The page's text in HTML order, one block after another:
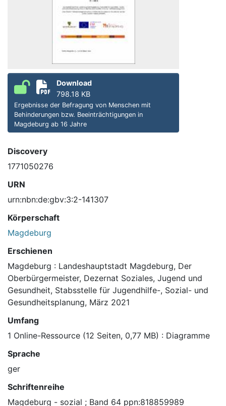
Download
798.18 KB
Ergebnisse der Befragung von Menschen mit
Behinderungen bzw. Beeinträchtigungen in
Magdeburg ab 16 Jahre
Discovery
1771050276
URN
urn:nbn:de:gbv:3:2-141307
Körperschaft
Magdeburg
Erschienen
Magdeburg : Landeshauptstadt Magdeburg, Der
Oberbürgermeister, Dezernat Soziales, Jugend und
Gesundheit, Stabsstelle für Jugendhilfe-, Sozial- und
Gesundheitsplanung, März 2021
Umfang
1 Online-Ressource (12 Seiten, 0,77 MB) : Diagramme
Sprache
ger
Schriftenreihe
Magdeburg - sozial ; Band 64 ppn:818859989